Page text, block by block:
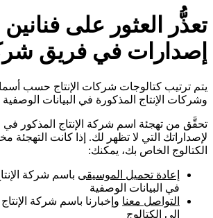
تعذُّر العثور على فنانين
إصدارات في فريق
يتم ترتيب كتالوجات شركات الإنتاج حسب
وشركات الإنتاج المذكورة في البيانات الوصفية
تحقَّق من تهجئة اسم شركة الإنتاج المذكور في
لإصداراتك التي لا تظهر لك. إذا كانت التهجئة
الكتالوج الخاص بك، يمكنك:
إعادة تحميل الموسيقى باسم شركة
في البيانات الوصفية
التواصل معنا وإخبارنا باسم شركة
إلى الكتالوج